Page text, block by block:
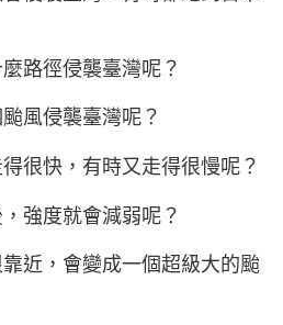
路徑侵襲臺灣呢？
風侵襲臺灣呢？
很快，有時又走得很慢呢？
強度就會減弱呢？
近，會變成一個超級大的颱